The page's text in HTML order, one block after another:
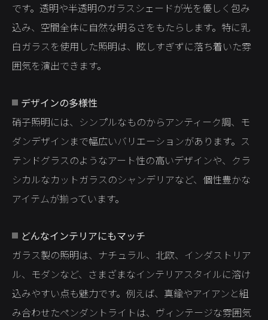
です。透明や半透明のガラスシェードが光を優しく包み
込み、空間全体に自然な明るさをもたらします。特に乳
白ガラスを使用した照明は、眩しすぎずに落ち着いた雰
囲気を演出できます。
デザインの多様性
硝子照明には、シンプルなものからアンティーク調、モ
ダンデザインまで幅広いバリエーションがあります。ス
テンドグラスのようなアート性の高いデザインや、クラ
シカルなカットガラスのシャンデリアなど、個性豊かな
アイテムが揃っています。
どんなインテリアにもマッチ
ガラス製の照明は、ナチュラル、北欧、インダストリア
ル、モダンなど、さまざまなインテリアスタイルに溶け
込みやすい点も魅力です。例えば、真鍮やアイアンと組
み合わせたペンダントライトは、ヴィンテージな雰囲気